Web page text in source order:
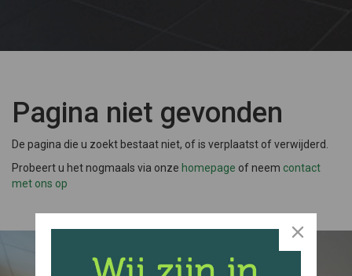
Pagina niet gevonden
De pagina die u zoekt bestaat niet, of is verplaatst of verwijderd.
Probeert u het nogmaals via onze homepage of neem contact
met ons op